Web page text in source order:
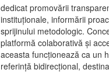
dedicat promovării
instituționale, informării
sprijinului metodologic.
platformă colaborativă și
aceasta funcționează ca un
referință bidirecțional,